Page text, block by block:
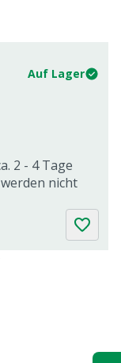
Auf Lager
2 - 4 Tage
nicht